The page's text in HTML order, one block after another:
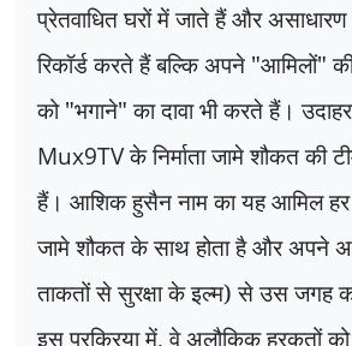
प्रेतवाधित घरों में जाते हैं और असाधारण
रिकॉर्ड करते हैं बल्कि अपने "आमिलों"
को "भगाने" का दावा भी करते हैं।
Mux9TVके निर्माता जामे शौकत की
हैं। आशिक हुसैन नाम का यह आमिल हर
जामे शौकत के साथ होता है और अपने
ताकतों से सुरक्षा के इल्म) से उस जगह
इस प्रक्रिया में,वे अलौकिक हरकतों को